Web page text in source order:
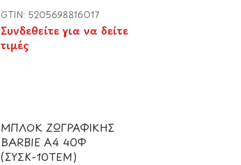
GTIN: 5205698816017
Συνδεθείτε για να δείτε
τιμές
ΜΠΛΟΚ ΖΩΓΡΑΦΙΚΗΣ
BARBIE A4 40Φ
(ΣΥΣΚ-10ΤΕΜ)